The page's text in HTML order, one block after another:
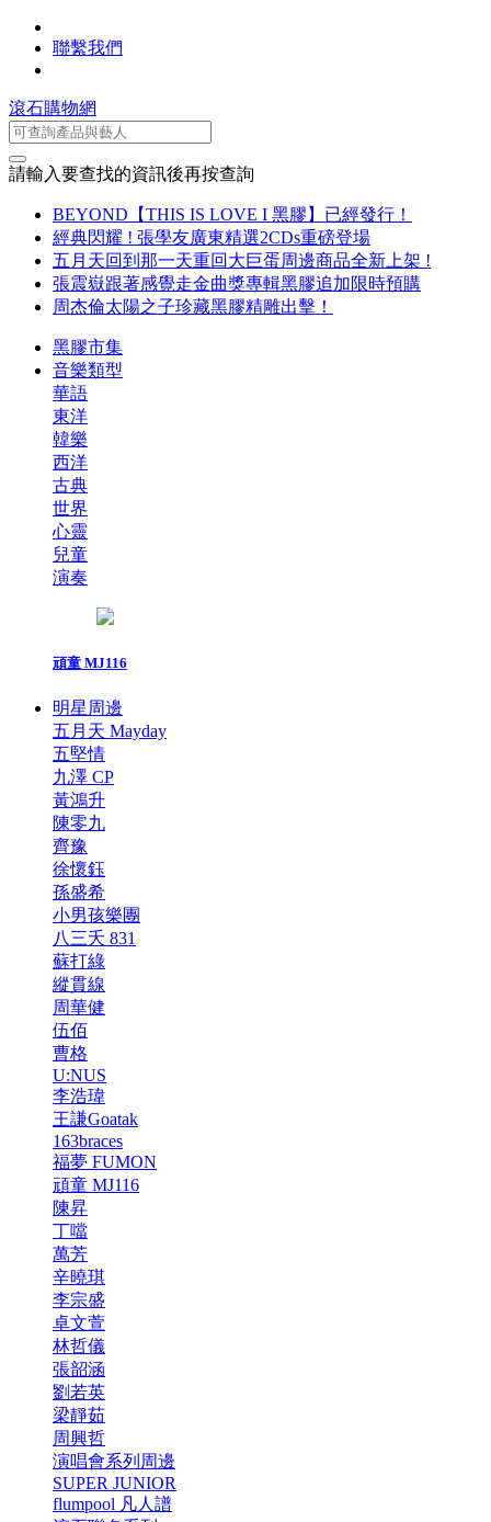
聯繫我們
滾石購物網
請輸入要查找的資訊後再按查詢
BEYOND【THIS IS LOVE I 黑膠】已經發行！
經典閃耀 ! 張學友廣東精選2CDs重磅登場
五月天回到那一天重回大巨蛋周邊商品全新上架 !
張震嶽跟著感覺走金曲獎專輯黑膠追加限時預購
周杰倫太陽之子珍藏黑膠精雕出擊！
黑膠市集
音樂類型
華語
東洋
韓樂
西洋
古典
世界
心靈
兒童
演奏
頑童 MJ116
明星周邊
五月天 Mayday
五堅情
九澤 CP
黃鴻升
陳零九
齊豫
徐懷鈺
孫盛希
小男孩樂團
八三夭 831
蘇打綠
縱貫線
周華健
伍佰
曹格
U:NUS
李浩瑋
王謙Goatak
163braces
福夢 FUMON
頑童 MJ116
陳昇
丁噹
萬芳
辛曉琪
李宗盛
卓文萱
林哲儀
張韶涵
劉若英
梁靜茹
周興哲
演唱會系列周邊
SUPER JUNIOR
flumpool 凡人譜